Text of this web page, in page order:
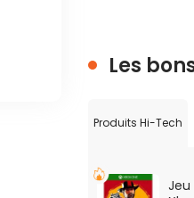
Les
Produits Hi-Tech
Jeu